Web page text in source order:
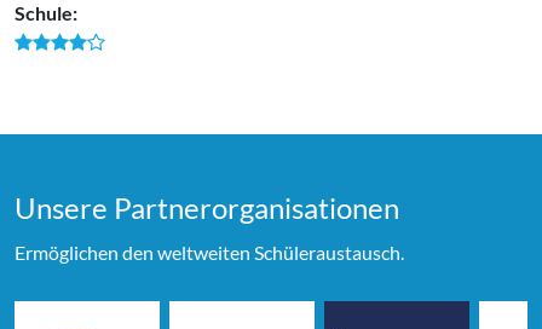
Schule:
Unsere Partner­organi­sationen
Ermöglichen den weltweiten Schüleraustausch.